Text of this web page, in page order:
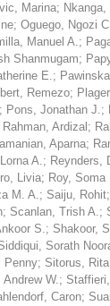
Marina;
; Oguego, Ngozi
Manuel A.;
Shanmugam;
E.;
Remezo;
; Pons, Jonathan J.;
Rahman, Ardizal ;
Aparna;
A.; Reynders,
Livia; Roy, Soma
M. A.; Saiju, Rohit;
; Scanlan, Trish A.;
S.; Shakoor,
Sorath
Penny; Sitorus,
Andrew W.;
Caron;